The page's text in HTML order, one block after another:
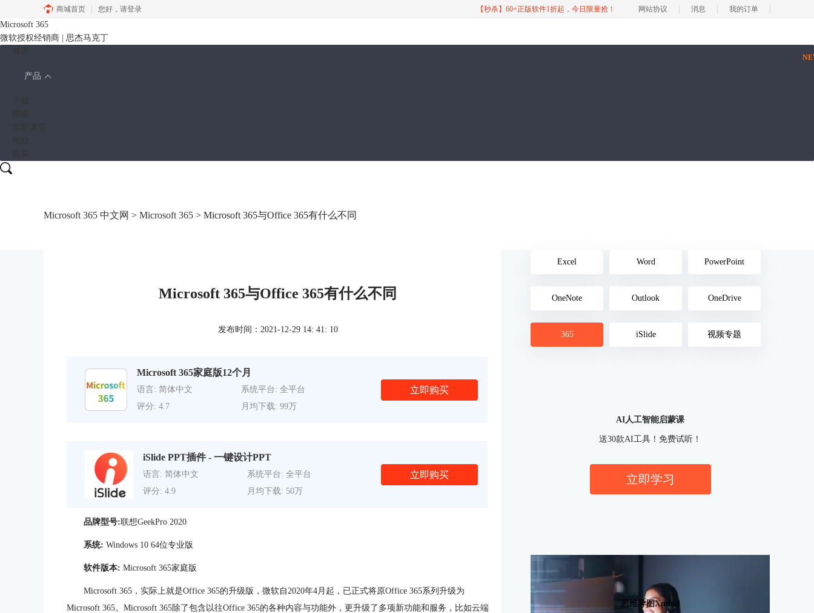
商城首页 您好， 请登录 【秒杀】60+正版软件1折起，今日限量抢！ 网站协议 消息 我的订单
Microsoft 365
微软授权经销商 | 思杰马克丁
产品
Microsoft 365 中文网 > Microsoft 365 > Microsoft 365与Office 365有什么不同
Microsoft 365与Office 365有什么不同
发布时间：2021-12-29 14: 41: 10
Microsoft 365家庭版12个月
语言: 简体中文
系统平台: 全平台
评分: 4.7
月均下载: 99万
立即购买
iSlide PPT插件 - 一键设计PPT
语言: 简体中文
系统平台: 全平台
评分: 4.9
月均下载: 50万
立即购买
品牌型号:联想GeekPro 2020
系统: Windows 10 64位专业版
软件版本: Microsoft 365家庭版
Microsoft 365，实际上就是Office 365的升级版，微软自2020年4月起，已正式将原Office 365系列升级为
Microsoft 365。Microsoft 365除了包含以往Office 365的各种内容与功能外，更升级了多项新功能和服务，比如云端
Excel Word PowerPoint
OneNote Outlook OneDrive
365 iSlide 视频专题
AI人工智能启蒙课
送30款AI工具！免费试听！
立即学习
思维导图Xmind